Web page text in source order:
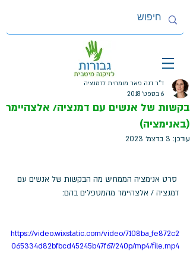
בקשות של אנשים עם דמנציה/ אלצהיימר
(באנימציה)
ד"ר דנה פאר מומחית לדמנציה
6 בספט׳ 2018
עודכן: 3 בדצמ׳ 2023
סרט אנימציה הממחיש מה הבקשות של אנשים עם
דמנציה / אלצהיימר מהמטפלים בהם:
https://video.wixstatic.com/video/7108ba_fe872c2
065334d82bfbcd45245b47f67/240p/mp4/file.mp4